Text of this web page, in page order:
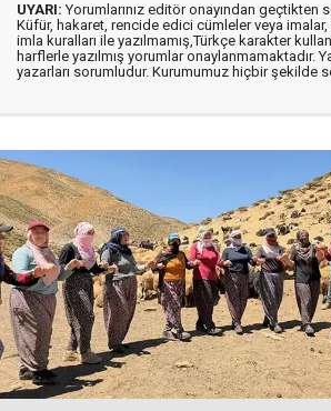
UYARI: Yorumlarınız editör onayından geçtikten
Küfür, hakaret, rencide edici cümleler veya imalar,
imla kuralları ile yazılmamış,Türkçe karakter
harflerle yazılmış yorumlar onaylanmamaktadır.
yazarları sorumludur. Kurumumuz hiçbir şekilde